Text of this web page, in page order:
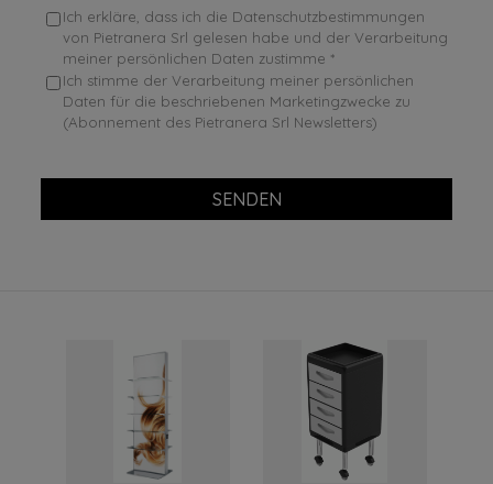
Ich erkläre, dass ich die Datenschutzbestimmungen
von Pietranera Srl gelesen habe und der Verarbeitung
meiner persönlichen Daten zustimme *
Ich stimme der Verarbeitung meiner persönlichen
Daten für die beschriebenen Marketingzwecke zu
(Abonnement des Pietranera Srl Newsletters)
SENDEN